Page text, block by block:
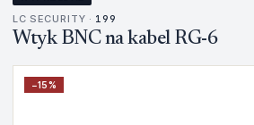
LC SECURITY · 199
Wtyk BNC na kabel RG-6
−15%